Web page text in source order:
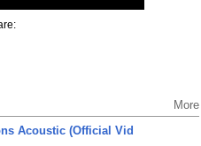
More
Acoustic (Official Vid